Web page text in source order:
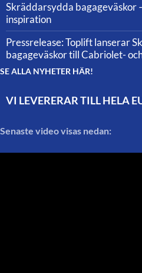
Skräddarsydda bagageväskor
inspiration
Pressrelease: Toplift lanserar
bagageväskor till Cabriolet-
SE ALLA NYHETER HÄR!
VI LEVERERAR TILL HELA
Senaste video visas nedan: